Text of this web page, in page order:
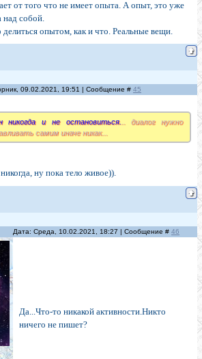
от того что не имеет опыта. А опыт, это уже
над собой.
опытом, как и что. Реальные вещи.
09.02.2021, 19:51 | Сообщение # 45
никогда и не остановиться.
.. диалог нужно
самим иначе никак...
ну пока тело живое)).
Дата: Среда, 10.02.2021, 18:27 | Сообщение # 46
Да...Что-то никакой активности.Никто
ничего не пишет?